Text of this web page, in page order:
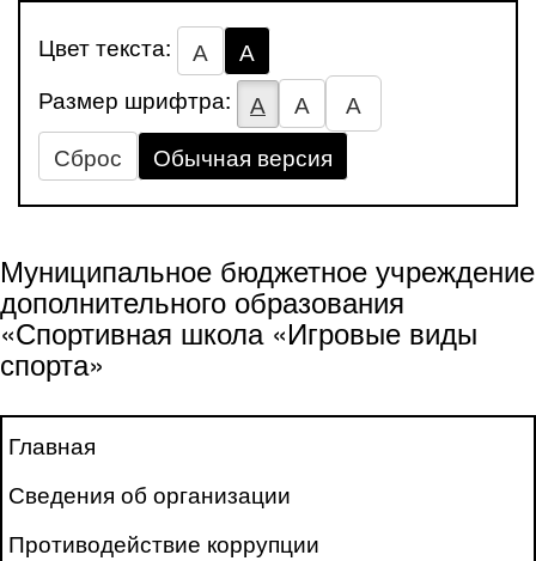
Цвет текста: А
А
Размер шрифтра:
А А
А
Сброс
Обычная версия
Муниципальное бюджетное учреждение
дополнительного образования
«Спортивная школа «Игровые виды
спорта»
Главная
Сведения об организации
Противодействие коррупции